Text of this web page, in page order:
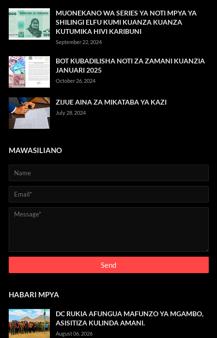
MUONEKANO WA SERIES YA NOTI MPYA YA
SHILINGI ELFU KUMI KUANZA KUANZA
KUTUMIKA HIVI KARIBUNI
September 22, 2024
BOT KUBADILISHA NOTI ZA ZAMANI KUANZIA
JANUARI 2025
October 26, 2024
ZIJUE AINA ZA MIKATABA YA KAZI
July 28, 2024
MAWASILIANO
HABARI MPYA
DC RUKIA AFUNGUA MAFUNZO YA MGAMBO,
ASISITIZA KULINDA AMANI.
August 06, 2026